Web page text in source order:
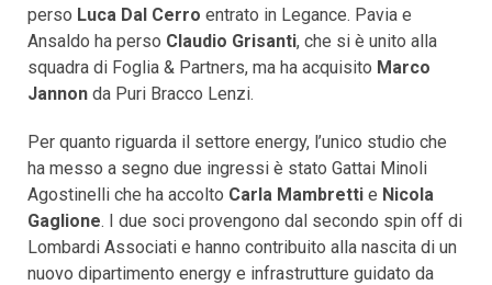
perso Luca Dal Cerro entrato in Legance. Pavia e
Ansaldo ha perso Claudio Grisanti, che si è unito alla
squadra di Foglia & Partners, ma ha acquisito Marco
Jannon da Puri Bracco Lenzi.
Per quanto riguarda il settore energy, l’unico studio che
ha messo a segno due ingressi è stato Gattai Minoli
Agostinelli che ha accolto Carla Mambretti e Nicola
Gaglione. I due soci provengono dal secondo spin off di
Lombardi Associati e hanno contribuito alla nascita di un
nuovo dipartimento energy e infrastrutture guidato da